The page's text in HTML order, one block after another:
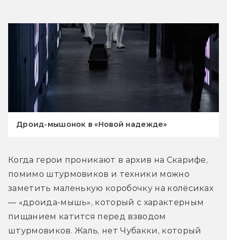
Дроид-мышонок в «Новой надежде»
Когда герои проникают в архив на Скарифе,
помимо штурмовиков и техники можно
заметить маленькую коробочку на колёсиках
— «дроида-мышь», который с характерным
пищанием катится перед взводом
штурмовиков. Жаль, нет Чубакки, который